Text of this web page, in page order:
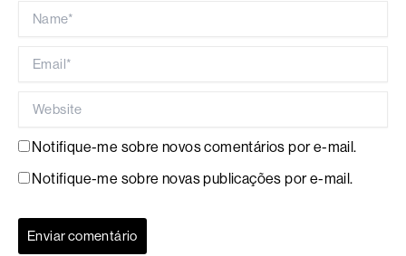
Notifique-me sobre novos comentários por e-mail.
Notifique-me sobre novas publicações por e-mail.